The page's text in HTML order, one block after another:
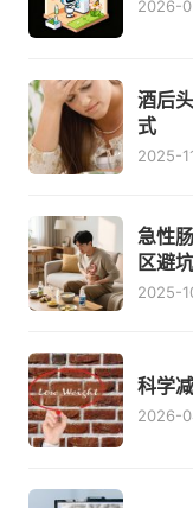
2026-
酒后
式
2025-
急性
区避
2025-
科学
2026-